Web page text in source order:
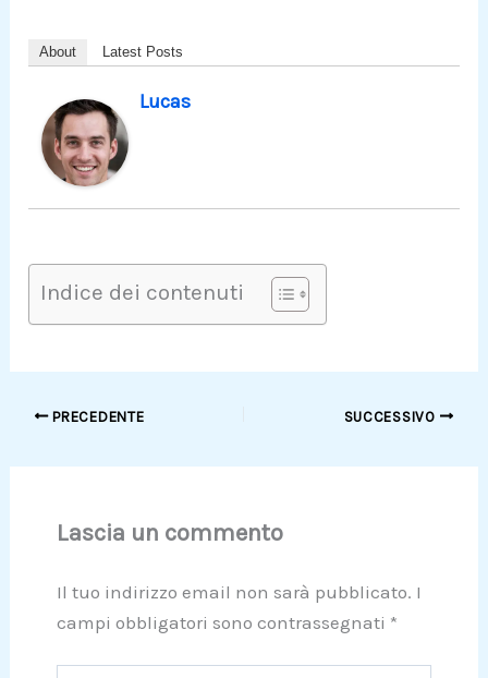
About Latest Posts
Lucas
Indice dei contenuti
PRECEDENTE SUCCESSIVO
Lascia un commento
Il tuo indirizzo email non sarà pubblicato. I
campi obbligatori sono contrassegnati *